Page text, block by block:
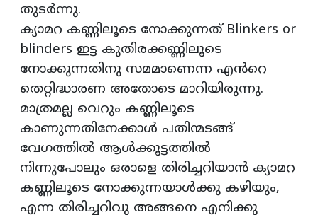
തുടർന്നു.
ക്യാമറ കണ്ണിലൂടെ നോക്കുന്നത് Blinkers or
blinders ഇട്ട കുതിരക്കണ്ണിലൂടെ
നോക്കുന്നതിനു സമമാണെന്ന എൻറെ
തെറ്റിദ്ധാരണ അതോടെ മാറിയിരുന്നു.
മാത്രമല്ല വെറും കണ്ണിലൂടെ
കാണുന്നതിനേക്കാൾ പതിന്മടങ്ങ്
വേഗത്തിൽ ആൾക്കൂട്ടത്തിൽ
നിന്നുപോലും ഒരാളെ തിരിച്ചറിയാൻ ക്യാമറ
കണ്ണിലൂടെ നോക്കുന്നയാൾക്കു കഴിയും,
എന്ന തിരിച്ചറിവു അങ്ങനെ എനിക്കു